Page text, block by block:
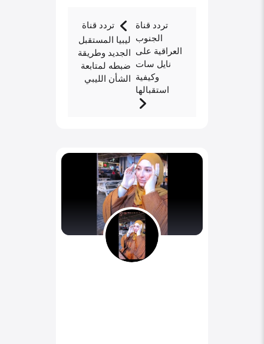
تردد قناة
ليبيا المستقبل
الجديد وطريقة
ضبطه لمتابعة
الشأن الليبي
تردد قناة
الجنوب
العراقية على
نايل سات
وكيفية
استقبالها